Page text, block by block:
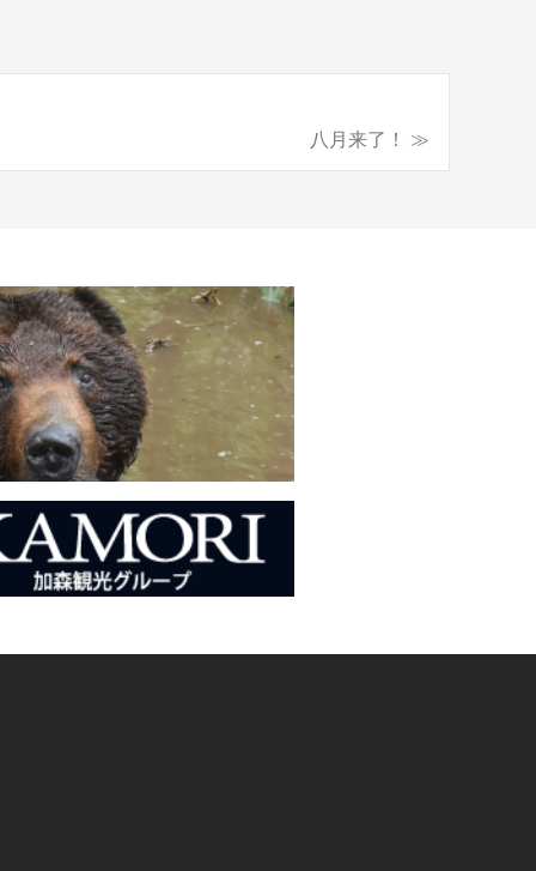
八月来了！ ≫